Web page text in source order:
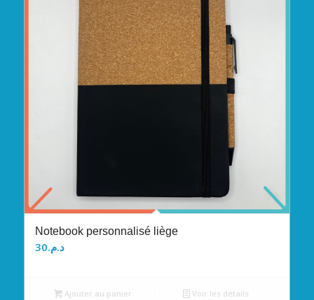
Notebook personnalisé liège
د.م.30
Ajouter au panier Voir les détails